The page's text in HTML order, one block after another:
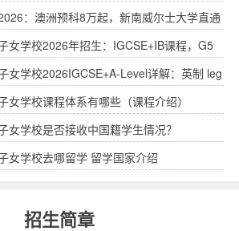
：澳洲预科8万起，新南威尔士大学直通
女学校2026年招生：IGCSE+IB课程，G5
女学校2026IGCSE+A-Level详解：英制 leg
preparation
女学校课程体系有哪些（课程介绍）
女学校是否接收中国籍学生情况？
女学校去哪留学 留学国家介绍
招生简章